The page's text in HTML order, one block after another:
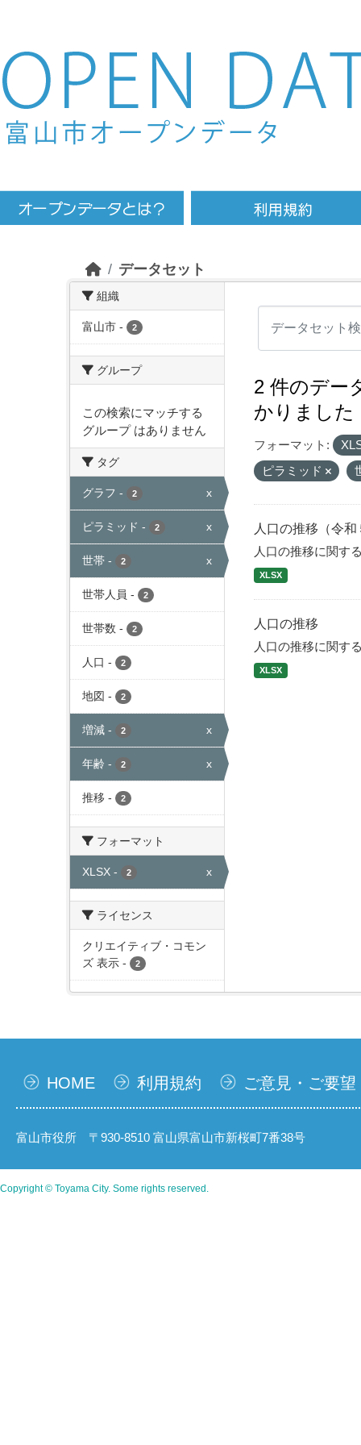
Skip to main content
データセット
組織
富山市 - 2
グループ
この検索にマッチする
グループ はありません
タグ
グラフ - 2 x
ピラミッド - 2 x
世帯 - 2 x
世帯人員 - 2
世帯数 - 2
人口 - 2
地図 - 2
増減 - 2 x
年齢 - 2 x
推移 - 2
フォーマット
XLSX - 2 x
ライセンス
クリエイティブ・コモン
ズ 表示 - 2
2 件のデー
かりました
フォーマット:
ピラミッド
人口の推移（令和
人口の推移に関す
XLSX
人口の推移
人口の推移に関す
XLSX
HOME 利用規約 ご意見・ご要望
富山市役所 〒930-8510 富山県富山市新桜町7番38号
Copyright © Toyama City. Some rights reserved.